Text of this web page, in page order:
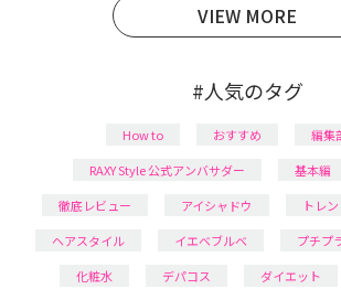
VIEW MORE
#人気のタグ
How to おすすめ
編集
RAXY Style 公式アンバサダー
基本編
徹底レビュー
アイシャドウ トレ
ヘアスタイル
イエベブルベ プチプ
化粧水
デパコス ダイエット